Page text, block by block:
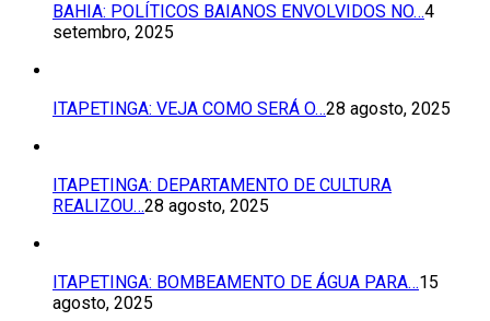
BAHIA: POLÍTICOS BAIANOS ENVOLVIDOS NO…4
setembro, 2025
ITAPETINGA: VEJA COMO SERÁ O…28 agosto, 2025
ITAPETINGA: DEPARTAMENTO DE CULTURA
REALIZOU…28 agosto, 2025
ITAPETINGA: BOMBEAMENTO DE ÁGUA PARA…15
agosto, 2025